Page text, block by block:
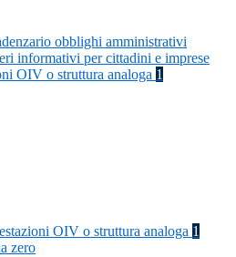
obblighi amministrativi
informativi per cittadini e imprese
OIV o struttura analoga 1
OIV o struttura analoga 1
zero